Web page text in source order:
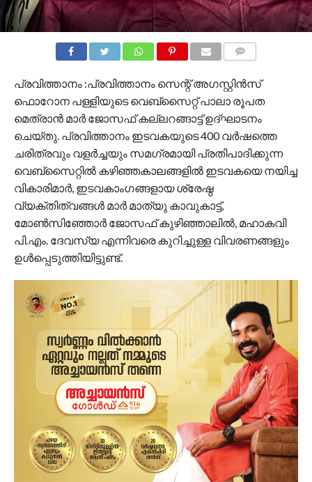
പ്രവിത്താനം :പ്രവിത്താനം സെന്റ് അഗസ്റ്റിൻസ്
ഫൊറോന പള്ളിയുടെ വെബ്സൈറ്റ് പാലാ രൂപത
മെത്രാൻ മാർ ജോസഫ് കല്ലറങ്ങാട്ട് ഉദ്ഘാടനം
ചെയ്തു. പ്രവിത്താനം ഇടവകയുടെ 400 വർഷത്തെ
ചരിത്രവും വളർച്ചയും സമഗ്രമായി പ്രതിപാദിക്കുന്ന
വെബ്സൈറ്റിൽ കഴിഞ്ഞകാലങ്ങളിൽ ഇടവകയെ നയിച്ച
വികാരിമാർ, ഇടവകാംഗങ്ങളായ ശ്രേഷ്ഠ
വ്യക്തിത്വങ്ങൾ മാർ മാത്യു കാവുകാട്ട്,
മോൺസിഞ്ഞോർ ജോസഫ് കുഴിഞ്ഞാലിൽ, മഹാകവി
പി.എം. ദേവസ്യ എന്നിവരെ കുറിച്ചുള്ള വിവരണങ്ങളും
ഉൾപ്പെടുത്തിയിട്ടുണ്ട്.